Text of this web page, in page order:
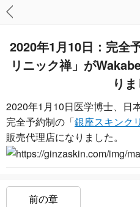
2020年1月10日：完全
リニック禅​」が
り
2020年1月10日医学博士、日
完全予約制の「銀座スキンク
販売代理店になりました。
前の章